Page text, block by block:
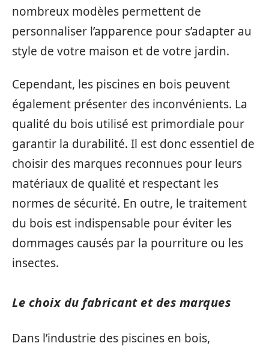
nombreux modèles permettent de
personnaliser l’apparence pour s’adapter au
style de votre maison et de votre jardin.
Cependant, les piscines en bois peuvent
également présenter des inconvénients. La
qualité du bois utilisé est primordiale pour
garantir la durabilité. Il est donc essentiel de
choisir des marques reconnues pour leurs
matériaux de qualité et respectant les
normes de sécurité. En outre, le traitement
du bois est indispensable pour éviter les
dommages causés par la pourriture ou les
insectes.
Le choix du fabricant et des marques
Dans l’industrie des piscines en bois,